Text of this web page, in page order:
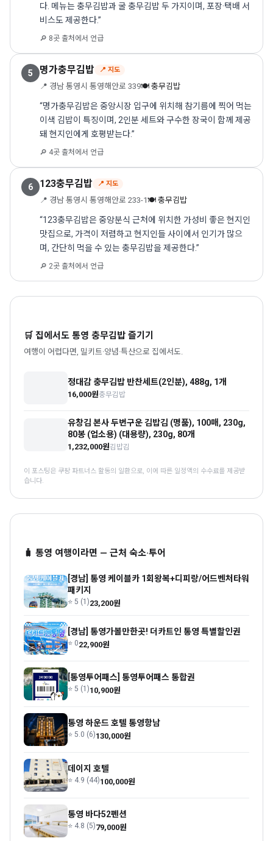
다. 메뉴는 충무김밥과 굴 충무김밥 두 가지이며, 포장·택배 서
비스도 제공한다.”
🔎 8곳 출처에서 언급
5 명가충무김밥 📍 지도
📍 경남 통영시 통영해안로 339🍽 충무김밥
“명가충무김밥은 중앙시장 입구에 위치해 참기름에 찍어 먹는
이색 김밥이 특징이며, 2인분 세트와 구수한 장국이 함께 제공
돼 현지인에게 호평받는다.”
🔎 4곳 출처에서 언급
6 123충무김밥 📍 지도
📍 경남 통영시 통영해안로 233-1🍽 충무김밥
“123충무김밥은 중앙분식 근처에 위치한 가성비 좋은 현지인
맛집으로, 가격이 저렴하고 현지인들 사이에서 인기가 많으
며, 간단히 먹을 수 있는 충무김밥을 제공한다.”
🔎 2곳 출처에서 언급
🛒 집에서도 통영 충무김밥 즐기기
여행이 어렵다면, 밀키트·양념·특산으로 집에서도.
정대감 충무김밥 반찬세트(2인분), 488g, 1개
16,000원충무김밥
유창김 본사 두번구운 김밥김 (명품), 100매, 230g,
80봉 (업소용) (대용량), 230g, 80개
1,232,000원김밥김
이 포스팅은 쿠팡 파트너스 활동의 일환으로, 이에 따른 일정액의 수수료를 제공받
습니다.
🧳 통영 여행이라면 — 근처 숙소·투어
[경남] 통영 케이블카 1회왕복+디피랑/어드벤처타워
패키지
⭐ 5 (1)23,200원
[경남] 통영가볼만한곳! 더카트인 통영 특별할인권
⭐ 022,900원
[통영투어패스] 통영투어패스 통합권
⭐ 5 (1)10,900원
통영 하운드 호텔 통영항남
⭐ 5.0 (6)130,000원
데이지 호텔
⭐ 4.9 (44)100,000원
통영 바다52펜션
⭐ 4.8 (5)79,000원